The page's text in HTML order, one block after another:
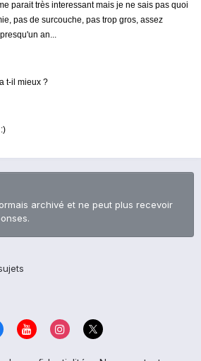
parait très interessant mais je ne sais pas quoi
pas de surcouche, pas trop gros, assez
an...
t-il mieux ?
archivé et ne peut plus recevoir